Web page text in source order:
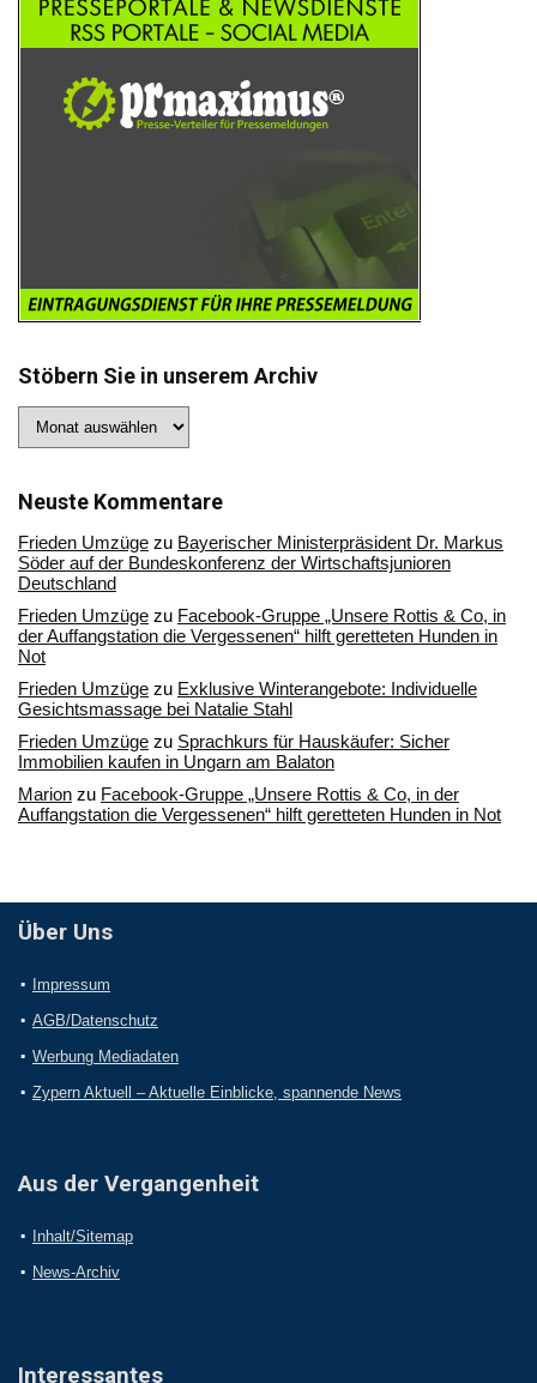
Stöbern Sie in unserem Archiv
Sie
Archiv
Neuste Kommentare
Frieden Umzüge zu Bayerischer Ministerpräsident Dr. Markus
Söder auf der Bundeskonferenz der Wirtschaftsjunioren
Deutschland
Frieden Umzüge zu Facebook-Gruppe „Unsere Rottis & Co, in
der Auffangstation die Vergessenen“ hilft geretteten Hunden in
Not
Frieden Umzüge zu Exklusive Winterangebote: Individuelle
Gesichtsmassage bei Natalie Stahl
Frieden Umzüge zu Sprachkurs für Hauskäufer: Sicher
Immobilien kaufen in Ungarn am Balaton
Marion zu Facebook-Gruppe „Unsere Rottis & Co, in der
Auffangstation die Vergessenen“ hilft geretteten Hunden in Not
Über Uns
Impressum
AGB/Datenschutz
Werbung Mediadaten
Zypern Aktuell – Aktuelle Einblicke, spannende News
Aus der Vergangenheit
Inhalt/Sitemap
News-Archiv
Interessantes